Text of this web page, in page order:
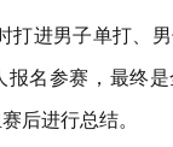
打进男子单打、
报名参赛，最终
后进行总结。